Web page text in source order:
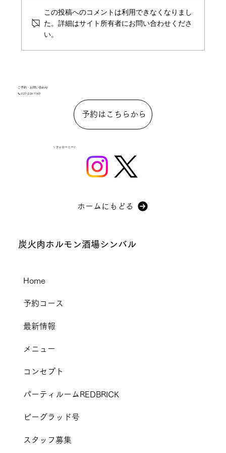
この投稿へのコメントは利用できなくなりまし
た。詳細はサイト所有者にお問い合わせくださ
い。
ご予約・お問い合わせ
📞 027-226-1143
予約はこちらから
\ フォローミー /
ホームにもどる
炭火肉ホルモン酒場シンバル
Home
予約コース
最新情報
メニュー
コンセプト
パーティルームREDBRICK
ビーグラッド号
スタッフ募集